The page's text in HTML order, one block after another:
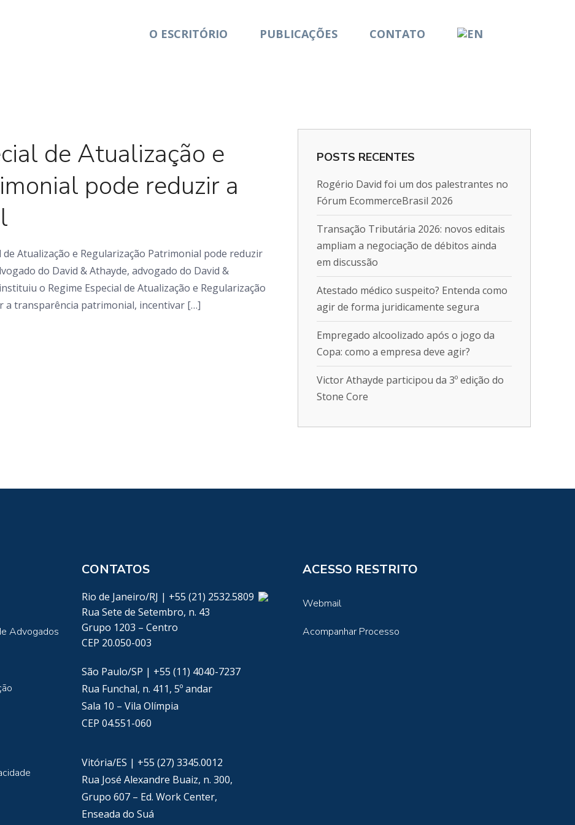
O ESCRITÓRIO PUBLICAÇÕES CONTATO
de Atualização e
pode reduzir a
Atualização e Regularização Patrimonial pode reduzir
do David & Athayde, advogado do David &
o Regime Especial de Atualização e Regularização
a transparência patrimonial, incentivar […]
POSTS RECENTES
Rogério David foi um dos palestrantes no
Fórum EcommerceBrasil 2026
Transação Tributária 2026: novos editais
ampliam a negociação de débitos ainda
em discussão
Atestado médico suspeito? Entenda como
agir de forma juridicamente segura
Empregado alcoolizado após o jogo da
Copa: como a empresa deve agir?
Victor Athayde participou da 3º edição do
Stone Core
Advogados
CONTATOS
Rio de Janeiro/RJ | +55 (21) 2532.5809
Rua Sete de Setembro, n. 43
Grupo 1203 – Centro
CEP 20.050-003
São Paulo/SP | +55 (11) 4040-7237
Rua Funchal, n. 411, 5º andar
Sala 10 – Vila Olímpia
CEP 04.551-060
Vitória/ES | +55 (27) 3345.0012
Rua José Alexandre Buaiz, n. 300,
Grupo 607 – Ed. Work Center,
Enseada do Suá
ACESSO RESTRITO
Webmail
Acompanhar Processo